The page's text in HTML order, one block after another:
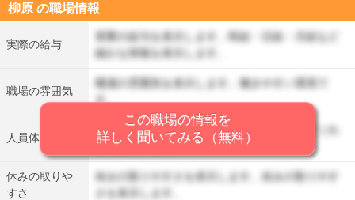
柳原 の職場情報
実際の給与
実際の給与を表示します。時給・日給・月給など
細かな情報を表示します。
職場の雰囲気
職場の雰囲気を表示します。働きやすい環境で
す。
人員体制
人員体制を表示します。丁寧に仕事を教えてくれ
る先輩がいます。
休みの取りや
すさ
休みの取りやすさを表示します。休みの取りやす
さを表示します。
この職場の情報を
詳しく聞いてみる（無料）